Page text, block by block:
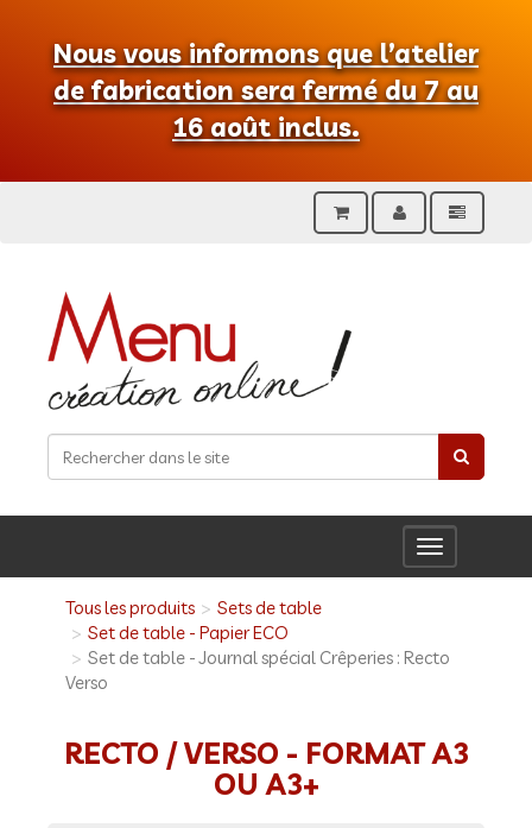
Nous vous informons que l’atelier
de fabrication sera fermé du 7 au
16 août inclus.
Toggle
navigation
Tous les produits
Sets de table
Set de table - Papier ECO
Set de table - Journal spécial Crêperies : Recto
Verso
RECTO / VERSO - FORMAT A3
OU A3+